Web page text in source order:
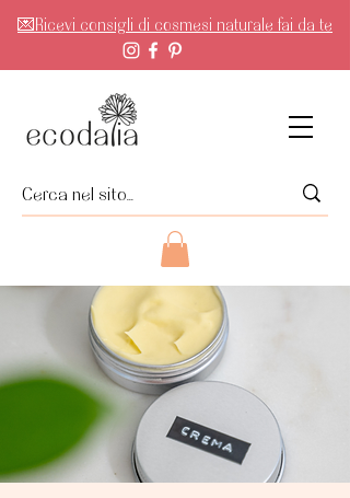
💌Ricevi consigli di cosmesi naturale fai da te